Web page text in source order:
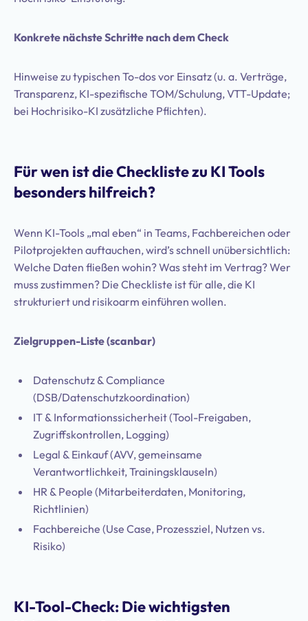
Konkrete nächste Schritte nach dem Check
Hinweise zu typischen To-dos vor Einsatz (u. a. Verträge,
Transparenz, KI-spezifische TOM/Schulung, VTT-Update;
bei Hochrisiko-KI zusätzliche Pflichten).
Für wen ist die Checkliste zu KI Tools
besonders hilfreich?
Wenn KI-Tools „mal eben“ in Teams, Fachbereichen oder
Pilotprojekten auftauchen, wird’s schnell unübersichtlich:
Welche Daten fließen wohin? Was steht im Vertrag? Wer
muss zustimmen? Die Checkliste ist für alle, die KI
strukturiert und risikoarm einführen wollen.
Zielgruppen-Liste (scanbar)
Datenschutz & Compliance
(DSB/Datenschutzkoordination)
IT & Informationssicherheit (Tool-Freigaben,
Zugriffskontrollen, Logging)
Legal & Einkauf (AVV, gemeinsame
Verantwortlichkeit, Trainingsklauseln)
HR & People (Mitarbeiterdaten, Monitoring,
Richtlinien)
Fachbereiche (Use Case, Prozessziel, Nutzen vs.
Risiko)
KI-Tool-Check: Die wichtigsten